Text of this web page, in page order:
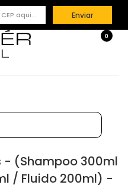
Enviar
0
- (Shampoo 300ml
/ Fluido 200ml) -